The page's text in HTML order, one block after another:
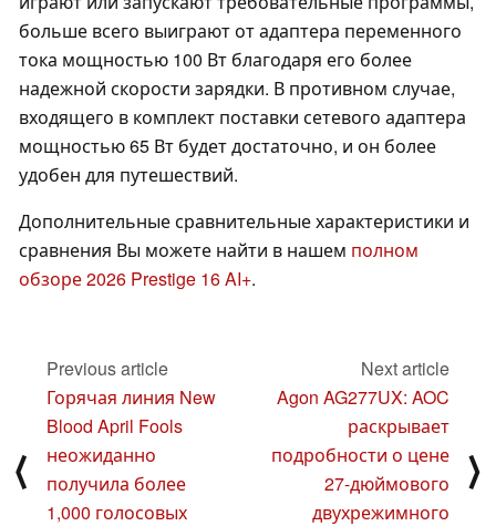
больше всего выиграют от адаптера переменного
тока мощностью 100 Вт благодаря его более
надежной скорости зарядки. В противном случае,
входящего в комплект поставки сетевого адаптера
мощностью 65 Вт будет достаточно, и он более
удобен для путешествий.
Дополнительные сравнительные характеристики и
сравнения Вы можете найти в нашем полном
обзоре 2026 Prestige 16 AI+.
⟨
Previous article
Горячая линия New
Blood April Fools
неожиданно
получила более
1,000 голосовых
Next article
Agon AG277UX: AOC
раскрывает
подробности о цене
27-дюймового
двухрежимного
⟩